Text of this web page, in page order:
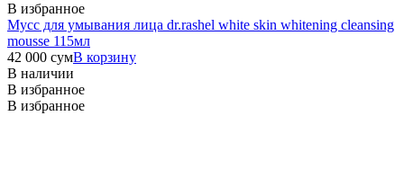
В избранное
Мусс для умывания лица dr.rashel white skin whitening cleansing
mousse 115мл
42 000 сумВ корзину
В наличии
В избранное
В избранное